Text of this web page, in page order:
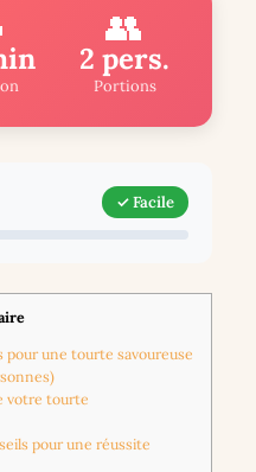
👥
2 pers.
Portions
✓ Facile
une tourte savoureuse
votre tourte
pour une réussite